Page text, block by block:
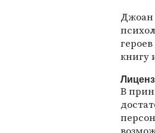
Джоан
книгу
В